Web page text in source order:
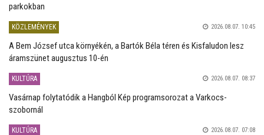
parkokban
KÖZLEMÉNYEK 2026.08.07. 10:45
A Bem József utca környékén, a Bartók Béla téren és Kisfaludon lesz
áramszünet augusztus 10-én
KULTÚRA 2026.08.07. 08:37
Vasárnap folytatódik a Hangból Kép programsorozat a Varkocs-
szobornál
KULTÚRA 2026.08.07. 07:08